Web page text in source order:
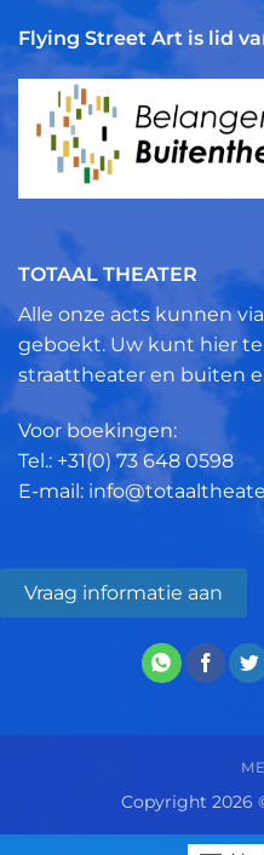
Flying Street Art is lid
TOTAAL THEATER
Alle onze acts kunnen via
geboekt. Uw kunt hier
straattheater en buiten
Voor boekingen:
Tel.: +31(0)73 648 0598
E-mail:
Vraag informatie aan
Copyright 2026